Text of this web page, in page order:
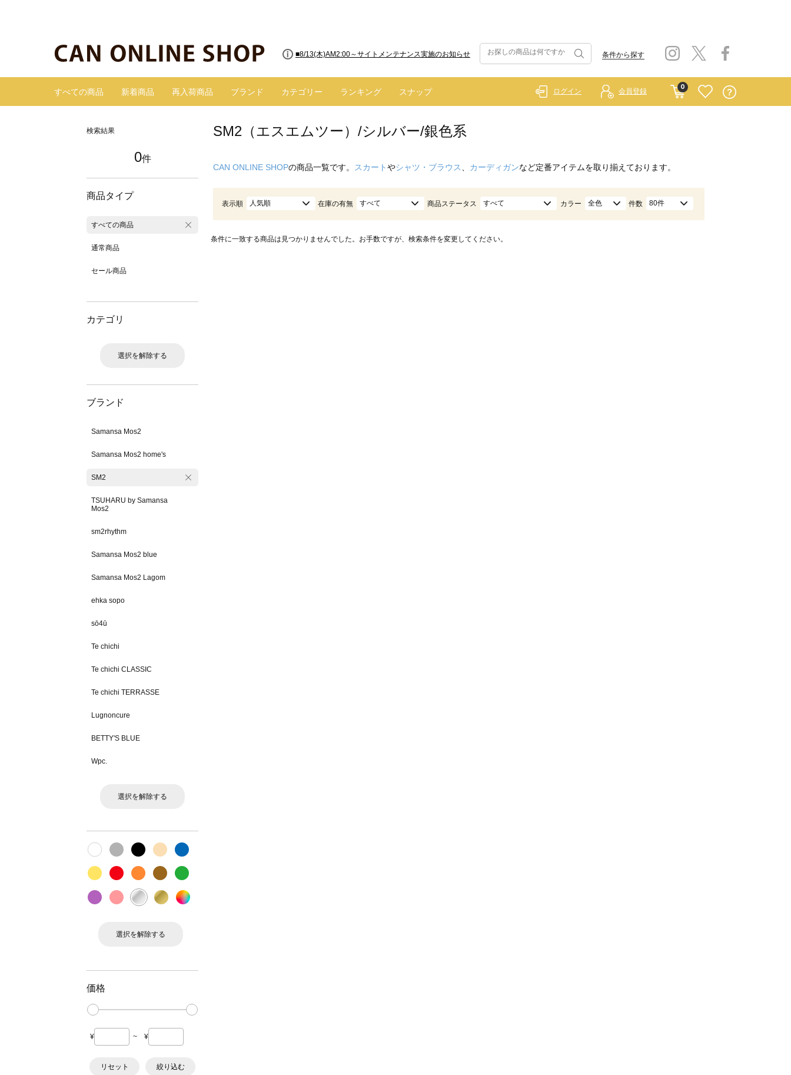
■8/13(木)AM2:00～サイトメンテナンス実施のお知らせ 条件から探す
すべての商品 新着商品 再入荷商品 ブランド カテゴリー ランキング スナップ
0
ログイン 会員登録
検索結果
0件
商品タイプ
すべての商品
通常商品
セール商品
カテゴリ
選択を解除する
ブランド
Samansa Mos2
Samansa Mos2 home's
SM2
TSUHARU by Samansa
Mos2
sm2rhythm
Samansa Mos2 blue
Samansa Mos2 Lagom
ehka sopo
sō4ū
Te chichi
Te chichi CLASSIC
Te chichi TERRASSE
Lugnoncure
BETTY'S BLUE
Wpc.
選択を解除する
選択を解除する
価格
¥ ~ ¥
リセット 絞り込む
SM2（エスエムツー）/シルバー/銀色系
CAN ONLINE SHOPの商品一覧です。 スカートやシャツ・ブラウス カーディガンなど定番アイテムを取り揃えております。
表示順 人気順 在庫の有無 すべて 商品ステータス すべて カラー 全色 件数 80件
条件に一致する商品は見つかりませんでした。お手数ですが、検索条件を変更してください。